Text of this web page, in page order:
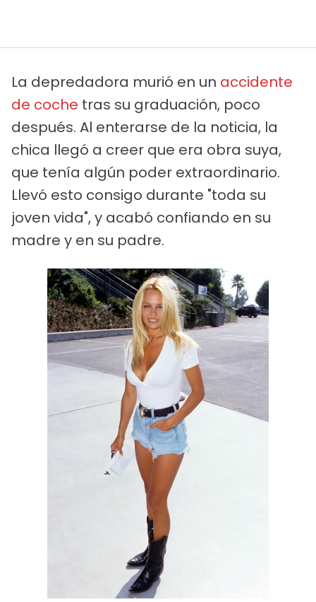
La depredadora murió en un accidente
de coche tras su graduación, poco
después. Al enterarse de la noticia, la
chica llegó a creer que era obra suya,
que tenía algún poder extraordinario.
Llevó esto consigo durante "toda su
joven vida", y acabó confiando en su
madre y en su padre.